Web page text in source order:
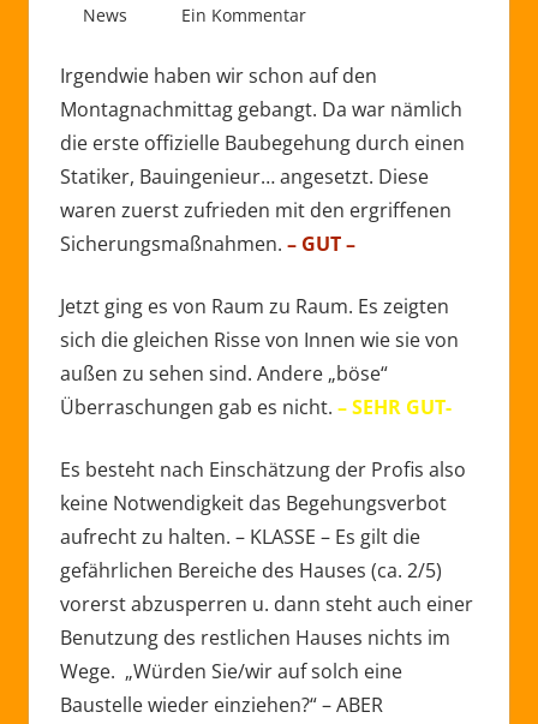
18/03/2021
admin
News Ein Kommentar
Irgendwie haben wir schon auf den
Montagnachmittag gebangt. Da war nämlich
die erste offizielle Baubegehung durch einen
Statiker, Bauingenieur… angesetzt. Diese
waren zuerst zufrieden mit den ergriffenen
Sicherungsmaßnahmen. – GUT –
Jetzt ging es von Raum zu Raum. Es zeigten
sich die gleichen Risse von Innen wie sie von
außen zu sehen sind. Andere „böse“
Überraschungen gab es nicht. – SEHR GUT-
Es besteht nach Einschätzung der Profis also
keine Notwendigkeit das Begehungsverbot
aufrecht zu halten. – KLASSE – Es gilt die
gefährlichen Bereiche des Hauses (ca. 2/5)
vorerst abzusperren u. dann steht auch einer
Benutzung des restlichen Hauses nichts im
Wege. „Würden Sie/wir auf solch eine
Baustelle wieder einziehen?“ – ABER